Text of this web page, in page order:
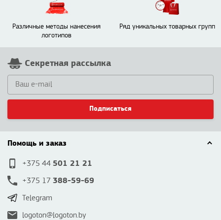
Различные методы нанесения
логотипов
Ряд уникальных товарных групп
Секретная рассылка
Подписаться
Помощь и заказ
+375 44 501 21 21
+375 17 388-59-69
Telegram
logoton@logoton.by